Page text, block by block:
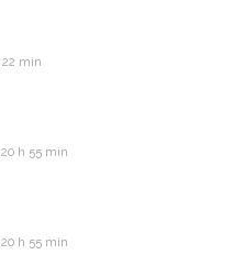
22 min
h 55 min
h 55 min